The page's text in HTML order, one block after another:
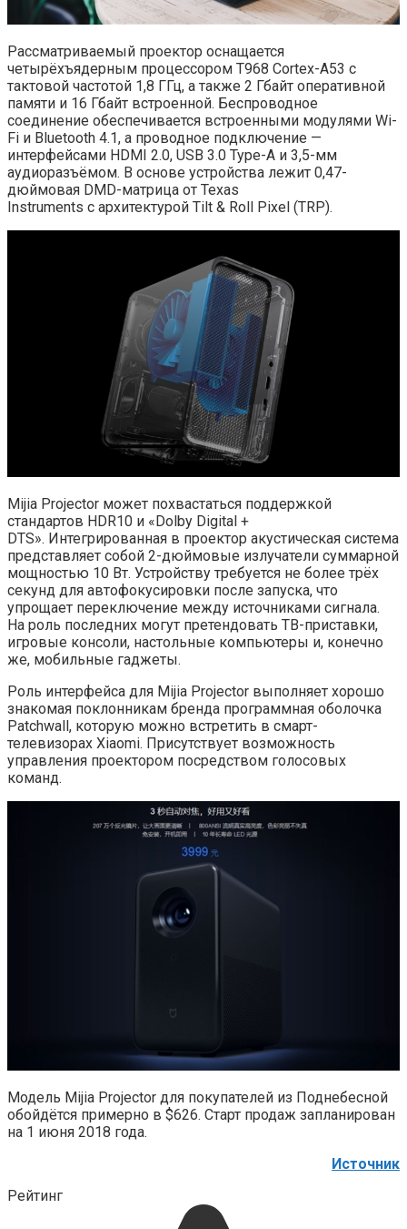
Рассматриваемый проектор оснащается
четырёхъядерным процессором T968 Cortex-A53 с
тактовой частотой 1,8 ГГц, а также 2 Гбайт оперативной
памяти и 16 Гбайт встроенной. Беспроводное
соединение обеспечивается встроенными модулями Wi-
Fi и Bluetooth 4.1, а проводное подключение —
интерфейсами HDMI 2.0, USB 3.0 Type-A и 3,5-мм
аудиоразъёмом. В основе устройства лежит 0,47-
дюймовая DMD-матрица от Texas
Instruments с архитектурой Tilt & Roll Pixel (TRP).
Mijia Projector может похвастаться поддержкой
стандартов HDR10 и «Dolby Digital +
DTS». Интегрированная в проектор акустическая система
представляет собой 2-дюймовые излучатели суммарной
мощностью 10 Вт. Устройству требуется не более трёх
секунд для автофокусировки после запуска, что
упрощает переключение между источниками сигнала.
На роль последних могут претендовать ТВ-приставки,
игровые консоли, настольные компьютеры и, конечно
же, мобильные гаджеты.
Роль интерфейса для Mijia Projector выполняет хорошо
знакомая поклонникам бренда программная оболочка
Patchwall, которую можно встретить в смарт-
телевизорах Xiaomi. Присутствует возможность
управления проектором посредством голосовых
команд.
Модель Mijia Projector для покупателей из Поднебесной
обойдётся примерно в $626. Старт продаж запланирован
на 1 июня 2018 года.
Источник
Рейтинг